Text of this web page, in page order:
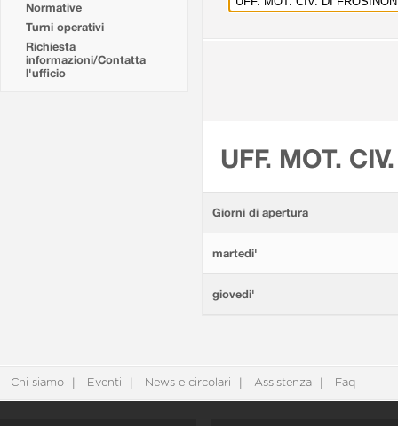
Normative
Turni operativi
Richiesta
informazioni/Contatta
l'ufficio
UFF. MOT.
Giorni di apertura
martedi'
giovedi'
Chi siamo Eventi News e circolari Assistenza Faq